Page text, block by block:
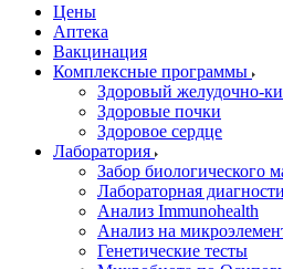
Цены
Аптека
Вакцинация
Комплексные программы
Здоровый желудочно-
Здоровые почки
Здоровое сердце
Лаборатория
Забор биологического
Лабораторная
Анализ Immunohealth
Анализ на
Генетические тесты